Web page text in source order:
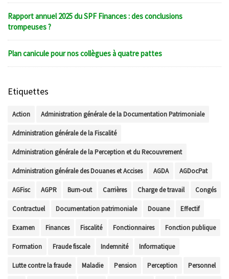
Rapport annuel 2025 du SPF Finances : des conclusions
trompeuses ?
Plan canicule pour nos collègues à quatre pattes
Etiquettes
Action Administration générale de la Documentation Patrimoniale
Administration générale de la Fiscalité
Administration générale de la Perception et du Recouvrement
Administration générale des Douanes et Accises AGDA AGDocPat
AGFisc AGPR Burn-out Carrières Charge de travail Congés
Contractuel Documentation patrimoniale Douane Effectif
Examen Finances Fiscalité Fonctionnaires Fonction publique
Formation Fraude fiscale Indemnité Informatique
Lutte contre la fraude Maladie Pension Perception Personnel